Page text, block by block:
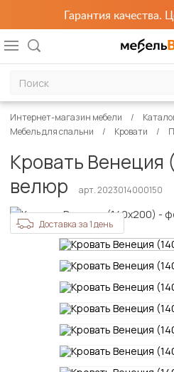
Гарантия
Интернет-магазин мебели
Мебель для спальни
Кровати
Кровать Венеция
велюр
арт. 2023014000150
Доставка за 1 день